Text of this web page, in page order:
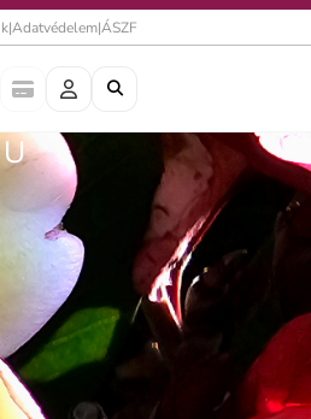
|Adatvédelem|ÁSZF